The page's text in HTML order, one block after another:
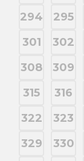
294
295
301
302
308
309
315
316
322
323
329
330